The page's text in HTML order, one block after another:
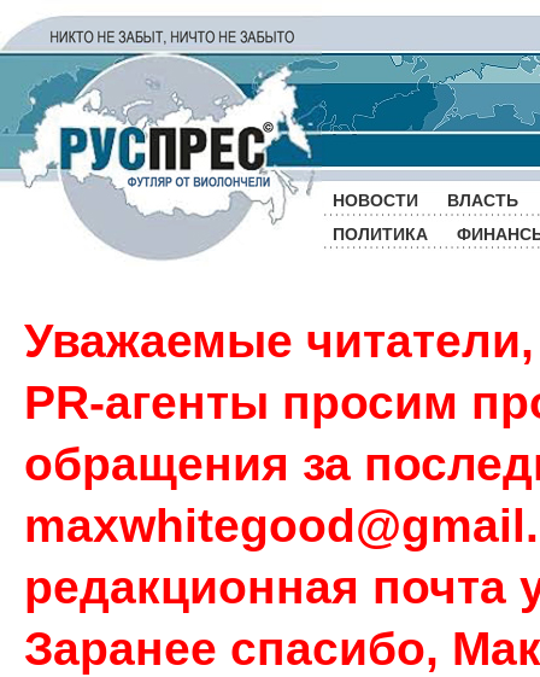
НОВОСТИ
ВЛАСТЬ
ПОЛИТИКА
Уважаемые
PR-агенты просим
обращения за
редакционная почта
Заранее спасибо,